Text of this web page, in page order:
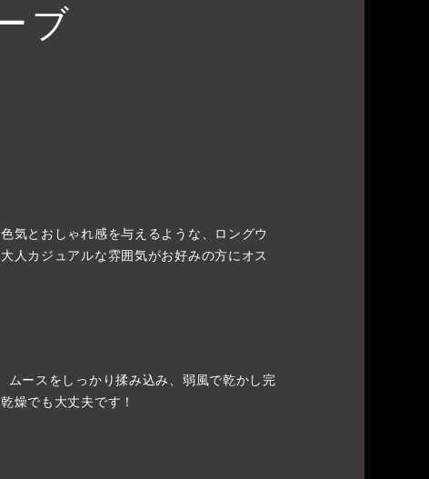
ブ
気とおしゃれ感を与えるような、ロングウ
人カジュアルな雰囲気がお好みの方にオス
ムースをしっかり揉み込み、弱風で乾かし完
燥でも大丈夫です！